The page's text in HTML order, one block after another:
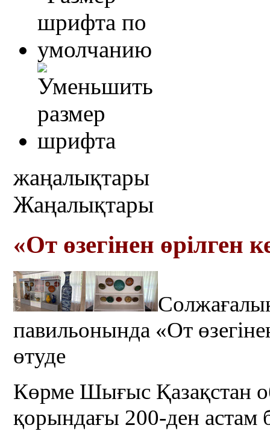
жаңалықтары
Жаңалықтары
«От өзегінен өрілген
павильонында «От
өтуде
Көрме Шығыс Қазақстан
қорындағы 200-ден астам